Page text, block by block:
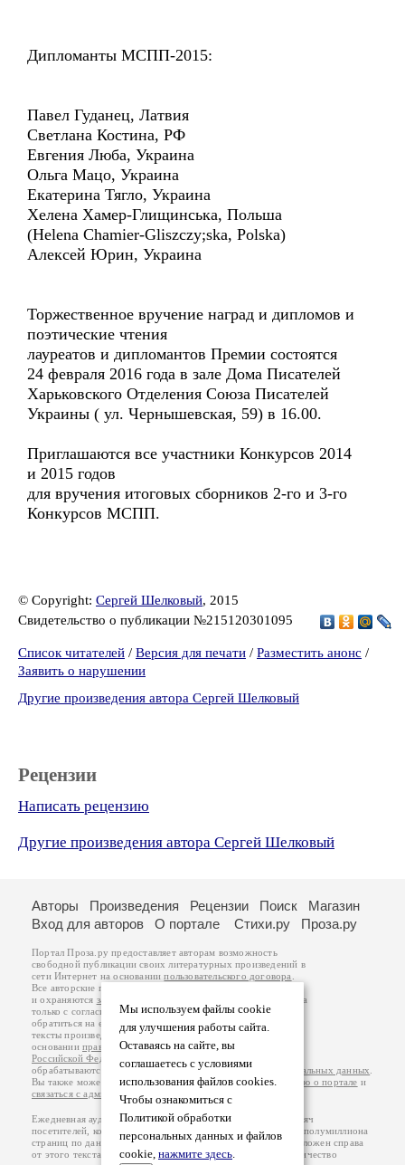
Дипломанты МСПП-2015:
Павел Гуданец, Латвия
Светлана Костина, РФ
Евгения Люба, Украина
Ольга Мацо, Украина
Екатерина Тягло, Украина
Хелена Хамер-Глищинська, Польша
(Helena Chamier-Gliszczy;ska, Polska)
Алексей Юрин, Украина
Торжественное вручение наград и дипломов и
поэтические чтения
лауреатов и дипломантов Премии состоятся
24 февраля 2016 года в зале Дома Писателей
Харьковского Отделения Союза Писателей
Украины ( ул. Чернышевская, 59) в 16.00.
Приглашаются все участники Конкурсов 2014
и 2015 годов
для вручения итоговых сборников 2-го и 3-го
Конкурсов МСПП.
© Copyright: Сергей Шелковый, 2015
Свидетельство о публикации №215120301095
Список читателей / Версия для печати / Разместить анонс /
Заявить о нарушении
Другие произведения автора Сергей Шелковый
Рецензии
Написать рецензию
Другие произведения автора Сергей Шелковый
Мы используем файлы cookie
для улучшения работы сайта.
Оставаясь на сайте, вы
соглашаетесь с условиями
использования файлов cookies.
Чтобы ознакомиться с
Политикой обработки
персональных данных и файлов
cookie, нажмите здесь.
Авторы Произведения Рецензии Поиск
Магазин
Вход для авторов
О портале Стихи.ру Проза.ру
Портал Проза.ру предоставляет авторам возможность
свободной публикации своих литературных произведений в
сети Интернет на основаниипользовательского договора
Все авторские права на произведения принадлежат авторам
и охраняются законом
. Перепечатка произведений возможна
только с согласия его автора, к которому вы можете
обратиться на его авторской странице. Ответственность за
тексты произведений авторы несут самостоятельно на
основанииправил публикацииизаконодательства
Российской Федерации
обрабатываются на основанииПолитики обработки персональных данных
Вы также можете посмотреть более подробнуюинформацию о портале и
связаться с администрацией
Ежедневная аудитория портала Проза.ру – порядка 100 тысяч
посетителей, которые в общей сумме просматривают более полумиллиона
страниц по данным счетчика посещаемости, который расположен справа
от этого текста. В каждой графе указано по две цифры: количество